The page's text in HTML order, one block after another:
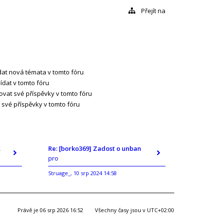
Přejít na
nová témata v tomto fóru
v tomto fóru
své příspěvky v tomto fóru
příspěvky v tomto fóru
Re: [borko369] Zadost o unban
pro
Struage_ , 10 srp 2024 14:58
Všechny časy jsou v UTC+02:00
Právě je 06 srp 2026 16:52